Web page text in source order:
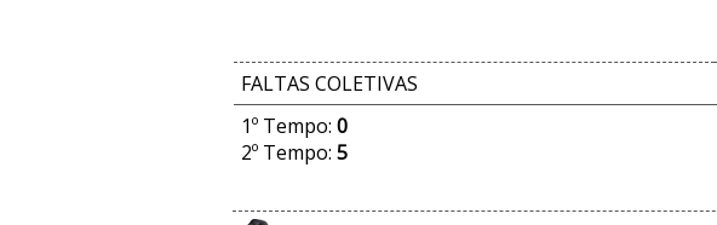
FALTAS COLETIVAS
1º Tempo: 0
2º Tempo: 5